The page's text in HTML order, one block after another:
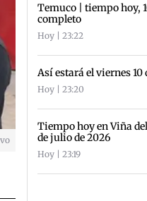
Temuco | tiempo hoy,
completo
Hoy | 23:22
Así estará el viernes
Hoy | 23:20
Tiempo hoy en Viña
de julio de 2026
Hoy | 23:19